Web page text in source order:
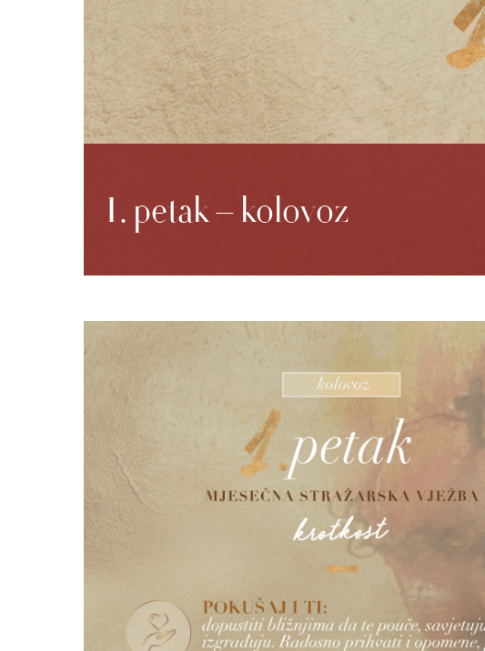
1. petak – kolovoz